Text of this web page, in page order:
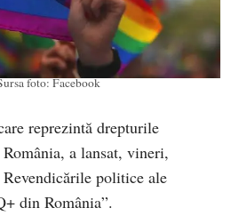
foto: Facebook
reprezintă drepturile
a lansat, vineri,
politice ale
din România”.